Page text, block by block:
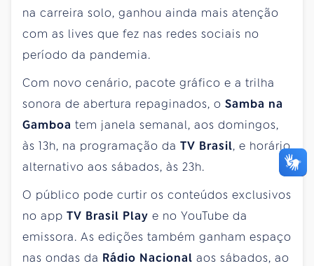
na carreira solo, ganhou ainda mais atenção
com as lives que fez nas redes sociais no
período da pandemia.
Com novo cenário, pacote gráfico e a trilha
sonora de abertura repaginados, o Samba na
Gamboa tem janela semanal, aos domingos,
às 13h, na programação da TV Brasil, e horário
alternativo aos sábados, às 23h.
O público pode curtir os conteúdos exclusivos
no app TV Brasil Play e no YouTube da
emissora. As edições também ganham espaço
nas ondas da Rádio Nacional aos sábados, ao